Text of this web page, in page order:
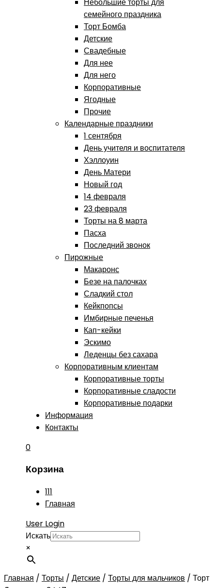
семейного праздника
Торт Бомба
Детские
Свадебные
Для нее
Для него
Корпоративные
Ягодные
Прочие
Календарные праздники
1 сентября
День учителя и воспитателя
Хэллоуин
День Матери
Новый год
14 февраля
23 февраля
Торты на 8 марта
Пасха
Последний звонок
Пирожные
Макаронс
Безе на палочках
Сладкий стол
Кейкпопсы
Имбирные печенья
Кап-кейки
Эскимо
Леденцы без сахара
Корпоративным клиентам
Корпоративные торты
Корпоративные сладости
Корпоративные подарки
Информация
Контакты
0
Корзина
111
Главная
User Login
Искать
×
Главная / Торты / Детские / Торты для мальчиков / Торт